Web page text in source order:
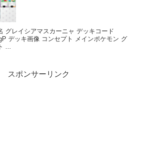
グレイシアマスカーニャ デッキコード
デッキ画像 コンセプト メインポケモン グ
...
スポンサーリンク